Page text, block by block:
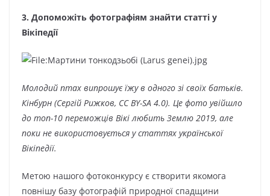
3. Допоможіть фотографіям знайти статті у
Вікіпедії
Молодий птах випрошує їжу в одного зі своїх батьків.
Кінбурн (Сергій Рижков, CC BY-SA 4.0). Це фото увійшло
до топ-10 переможців Вікі любить Землю 2019, але
поки не використовується у статтях української
Вікіпедії.
Метою нашого фотоконкурсу є створити якомога
повнішу базу фотографій природної спадщини